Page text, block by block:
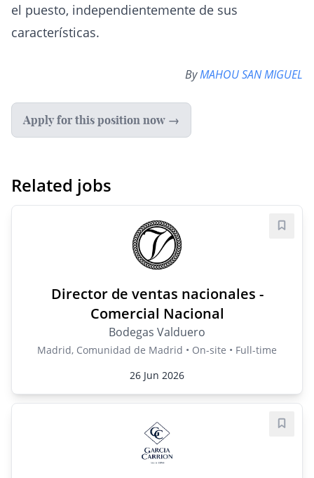
el puesto, independientemente de sus
características.
ByMAHOU SAN MIGUEL
Apply for this position now →
Related jobs
Director de ventas nacionales -
Comercial Nacional
Bodegas Valduero
Madrid, Comunidad de Madrid • On-site • Full-time
26 Jun 2026
Save
Save